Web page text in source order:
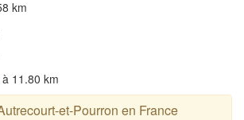
km
à 11.80 km
et-Pourron en France